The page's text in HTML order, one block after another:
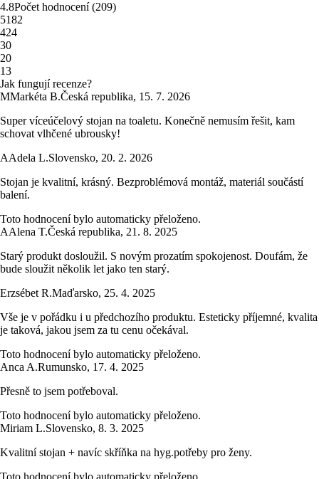
4.8Počet hodnocení(209)
5182
424
30
20
13
Jak fungují recenze?
MMarkéta B.Česká republika, 15. 7. 2026
Super víceúčelový stojan na toaletu. Konečně nemusím řešit, kam
schovat vlhčené ubrousky!
AAdela L.Slovensko, 20. 2. 2026
Stojan je kvalitní, krásný. Bezproblémová montáž, materiál součástí
balení.
Toto hodnocení bylo automaticky přeloženo.
AAlena T.Česká republika, 21. 8. 2025
Starý produkt dosloužil. S novým prozatím spokojenost. Doufám, že
bude sloužit několik let jako ten starý.
Erzsébet R.Maďarsko, 25. 4. 2025
Vše je v pořádku i u předchozího produktu. Esteticky příjemné, kvalita
je taková, jakou jsem za tu cenu očekával.
Toto hodnocení bylo automaticky přeloženo.
Anca A.Rumunsko, 17. 4. 2025
Přesně to jsem potřeboval.
Toto hodnocení bylo automaticky přeloženo.
Miriam L.Slovensko, 8. 3. 2025
Kvalitní stojan + navíc skříňka na hyg.potřeby pro ženy.